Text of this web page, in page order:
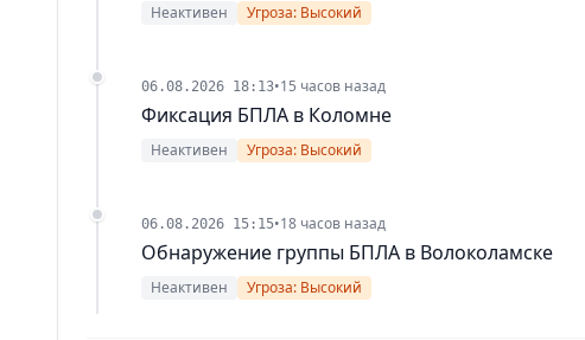
Неактивен Угроза: Высокий
06.08.2026 18:13•15 часов назад
Фиксация БПЛА в Коломне
Неактивен Угроза: Высокий
06.08.2026 15:15•18 часов назад
Обнаружение группы БПЛА в Волоколамске
Неактивен Угроза: Высокий